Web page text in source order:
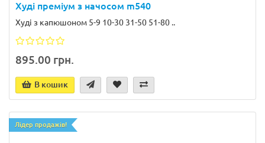
Худі преміум з начосом m540
Худі з капюшоном 5-9 10-30 31-50 51-80 ..
895.00 грн.
В кошик
Лідер продажів!